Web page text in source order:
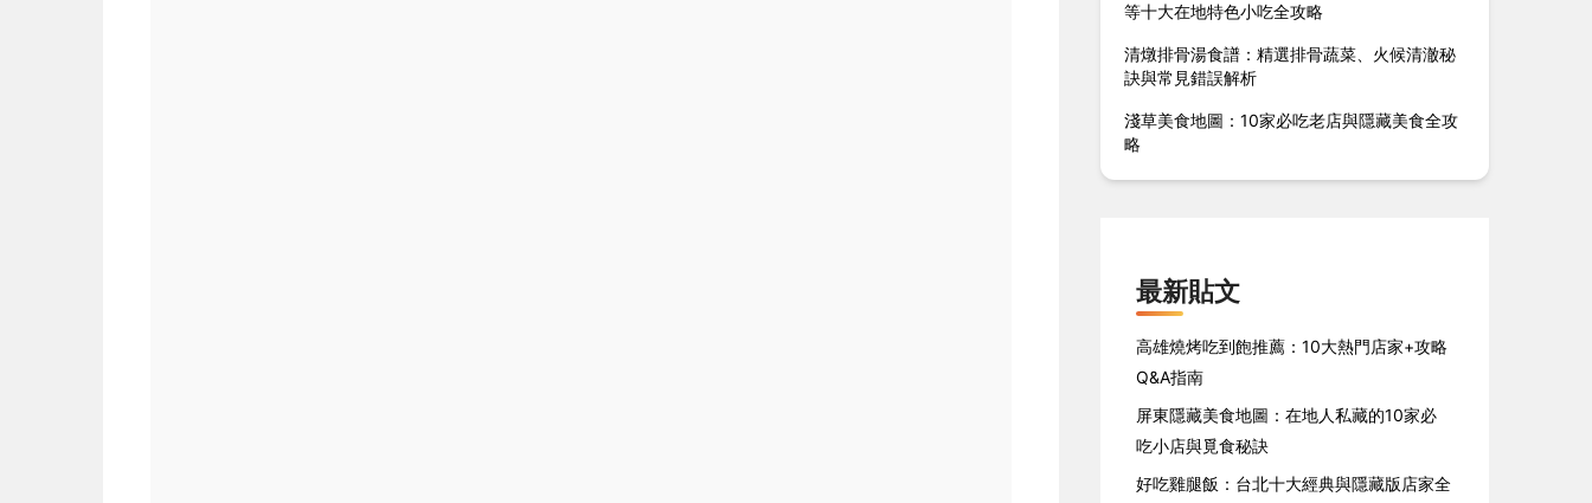
等十大在地特色小吃全攻略
清燉排骨湯食譜：精選排骨蔬菜、火候清澈秘
訣與常見錯誤解析
淺草美食地圖：10家必吃老店與隱藏美食全攻
略
最新貼文
高雄燒烤吃到飽推薦：10大熱門店家+攻略
Q&A指南
屏東隱藏美食地圖：在地人私藏的10家必
吃小店與覓食秘訣
好吃雞腿飯：台北十大經典與隱藏版店家全